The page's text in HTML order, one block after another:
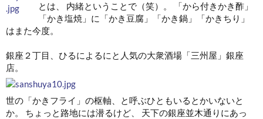
とは、 内緒ということで（笑）。 「から付きかき酢」
「かき塩焼」に「かき豆腐」「かき鍋」「かきちり」
はまた今度。
銀座２丁目、ひるによるにと人気の大衆酒場「三州屋」銀座
店。
世の「かきフライ」の枢軸、と呼ぶひともいるとかいないと
か。 ちょっと路地には潜るけど、 天下の銀座並木通りにあっ